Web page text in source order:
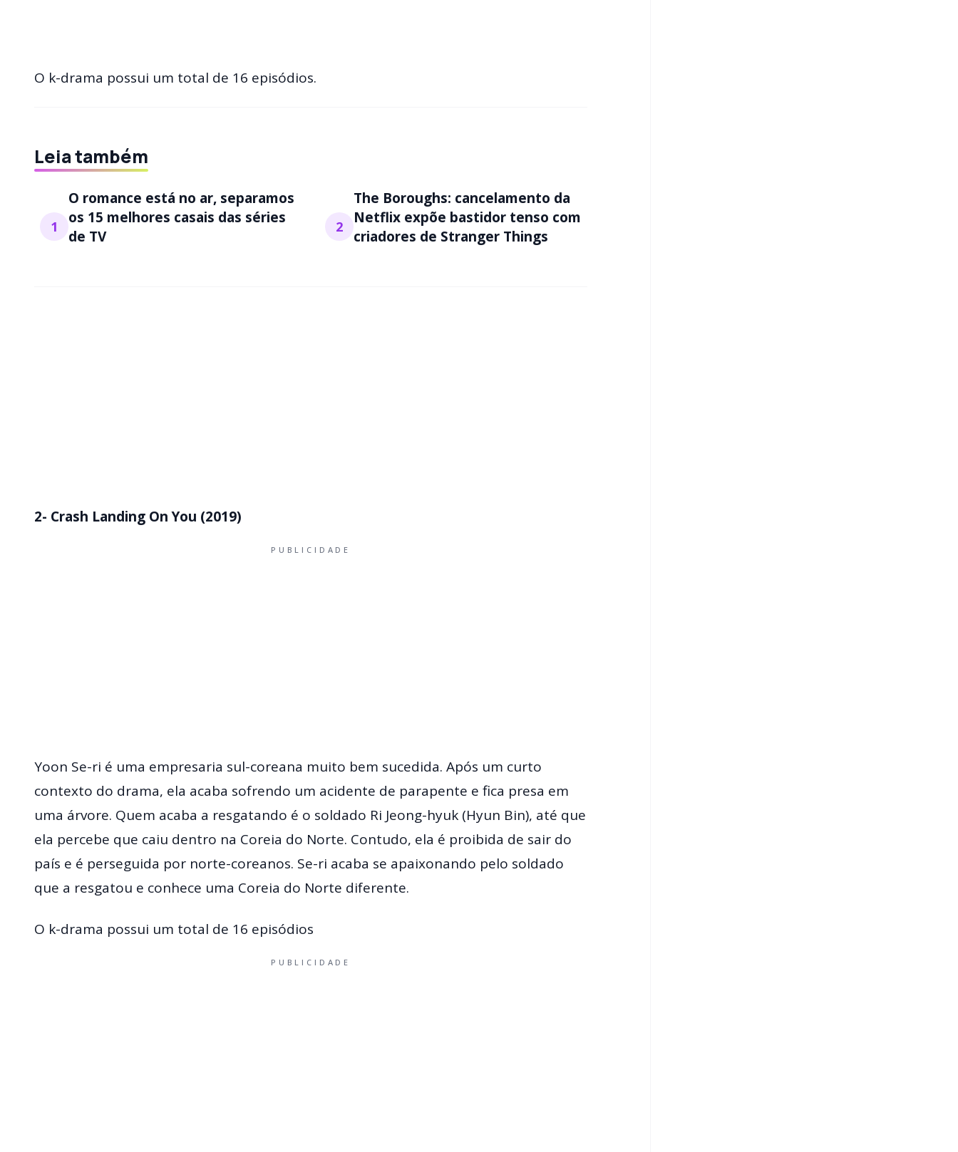
O k-drama possui um total de 16 episódios.
Leia também
1
O romance está no ar, separamos
os 15 melhores casais das séries
de TV
2
The Boroughs: cancelamento da
Netflix expõe bastidor tenso com
criadores de Stranger Things
2- Crash Landing On You (2019)
PUBLICIDADE
Yoon Se-ri é uma empresaria sul-coreana muito bem sucedida. Após um curto
contexto do drama, ela acaba sofrendo um acidente de parapente e fica presa em
uma árvore. Quem acaba a resgatando é o soldado Ri Jeong-hyuk (Hyun Bin), até que
ela percebe que caiu dentro na Coreia do Norte. Contudo, ela é proibida de sair do
país e é perseguida por norte-coreanos. Se-ri acaba se apaixonando pelo soldado
que a resgatou e conhece uma Coreia do Norte diferente.
O k-drama possui um total de 16 episódios
PUBLICIDADE